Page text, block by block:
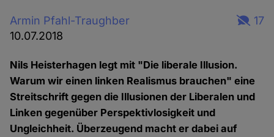
Armin Pfahl-Traughber
10.07.2018
17
Nils Heisterhagen legt mit "Die liberale Illusion.
Warum wir einen linken Realismus brauchen" eine
Streitschrift gegen die Illusionen der Liberalen und
Linken gegenüber Perspektivlosigkeit und
Ungleichheit. Überzeugend macht er dabei auf